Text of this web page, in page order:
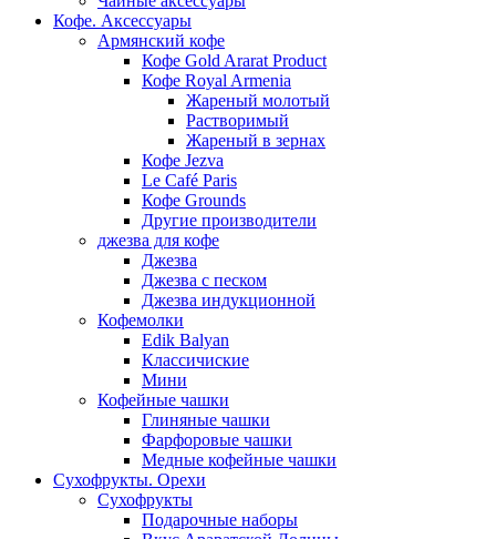
Кофе. Аксессуары
Армянский кофе
Кофе Gold Ararat Product
Кофе Royal Armenia
Жареный молотый
Растворимый
Жареный в зернах
Кофе Jezva
Le Café Paris
Кофе Grounds
Другие производители
джезва для кофе
Джезва
Джезва с песком
Джезва индукционной
Кофемолки
Edik Balyan
Классичиские
Мини
Кофейные чашки
Глиняные чашки
Фарфоровые чашки
Медные кофейные чашки
Сухофрукты. Орехи
Сухофрукты
Подарочные наборы